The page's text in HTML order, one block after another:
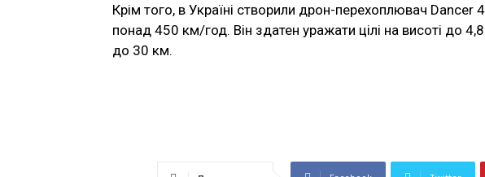
Крім того, в Україні створили дрон-перехоплювач Dancer
понад 450 км/год. Він здатен уражати цілі на висоті до
до 30 км.